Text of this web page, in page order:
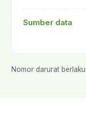
Sumber data
Nomor darurat